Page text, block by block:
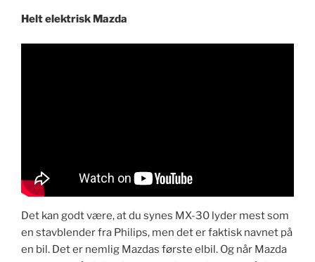
Helt elektrisk Mazda
Det kan godt være, at du synes MX-30 lyder mest som
en stavblender fra Philips, men det er faktisk navnet på
en bil. Det er nemlig Mazdas første elbil. Og når Mazda